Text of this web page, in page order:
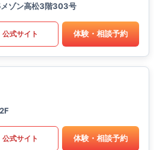
ゾン高松3階303号
公式サイト 体験・相談予約
公式サイト 体験・相談予約